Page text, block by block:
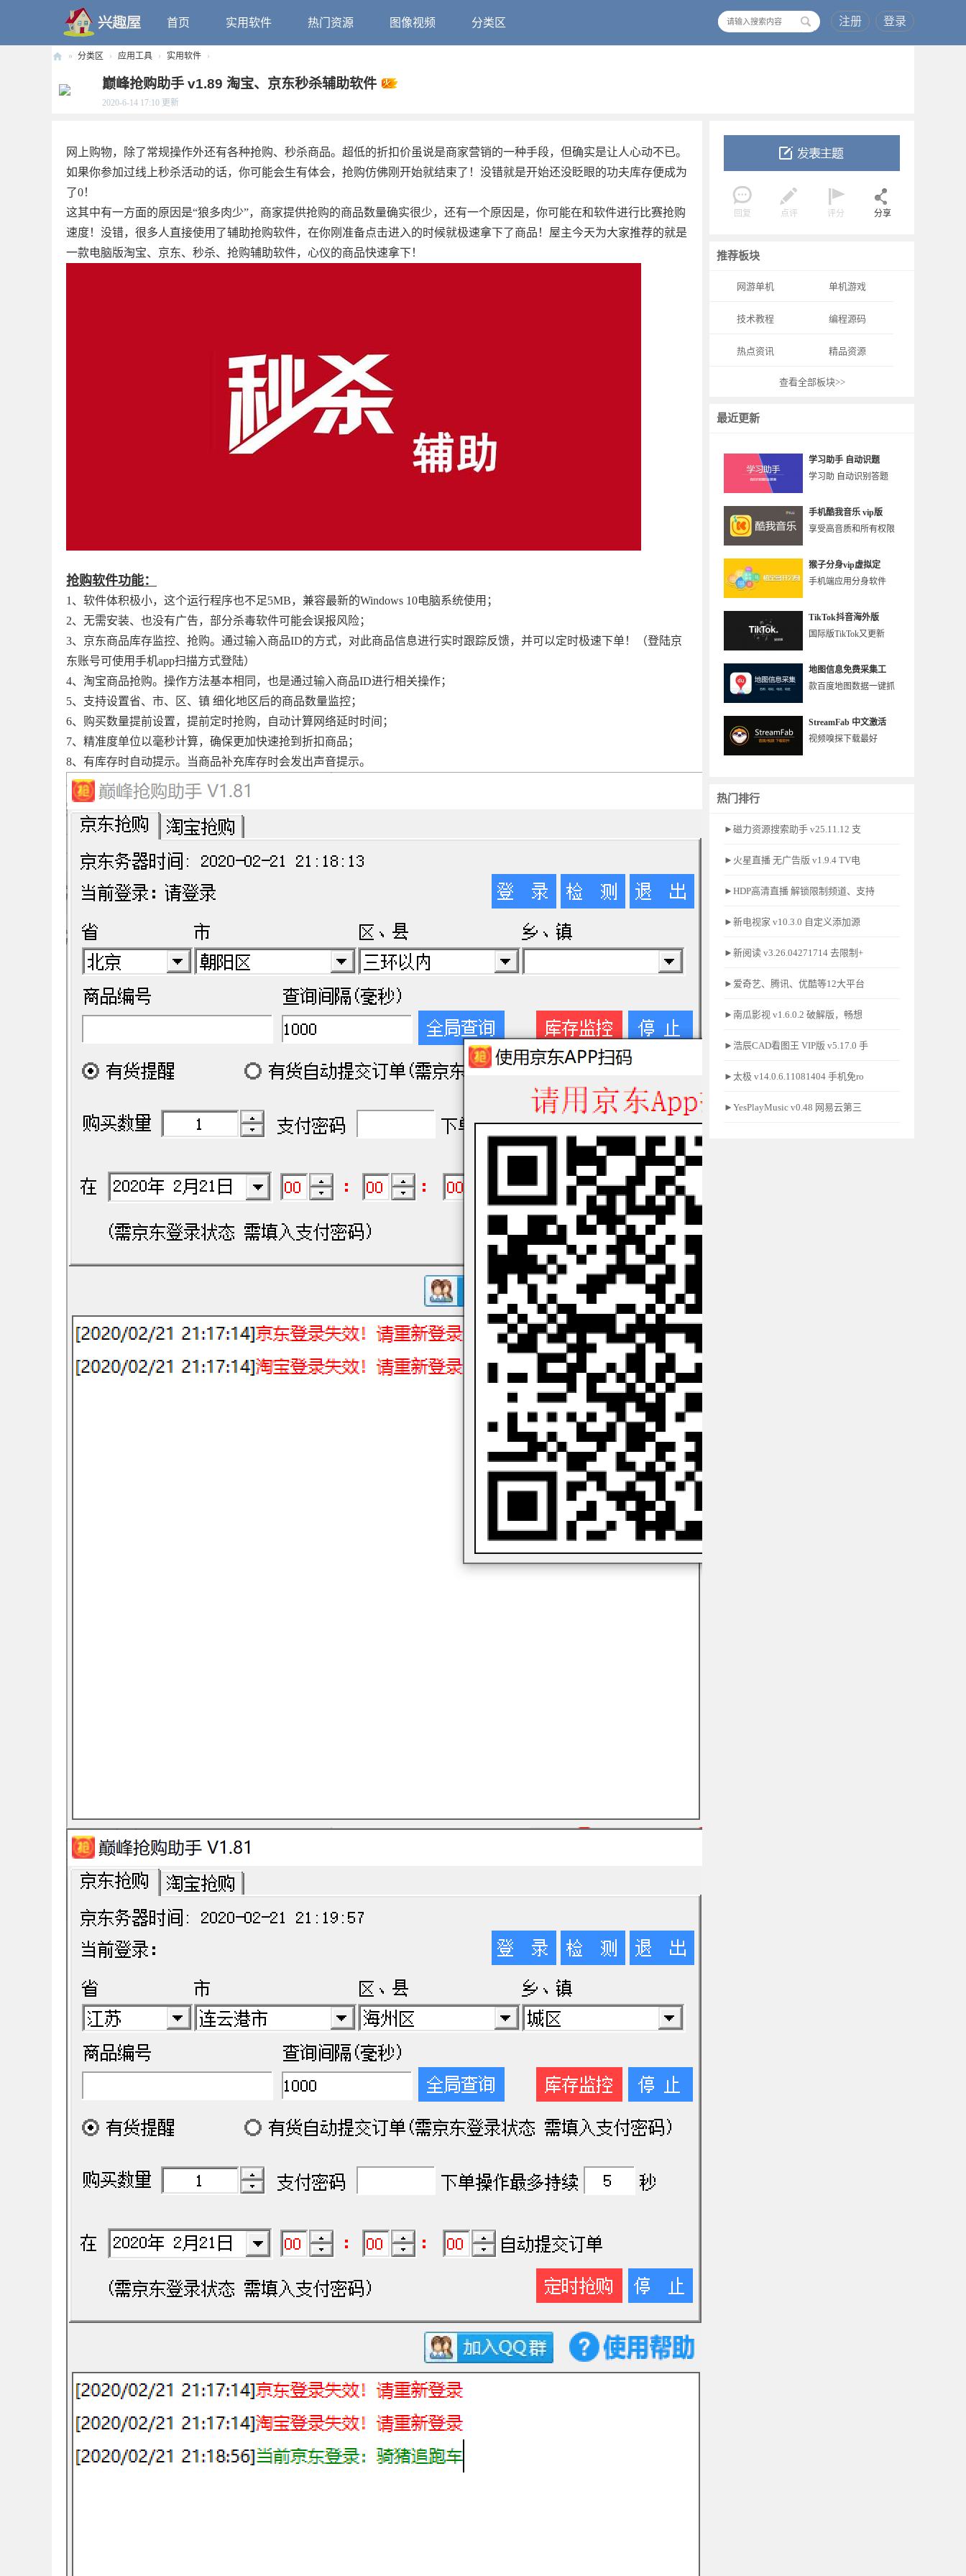
首页 实用软件 热门资源 图像视频 分类区 注册 登录
趣
» 分类区 › 应用工具 › 实用软件 ›
巅峰抢购助手 v1.89 淘宝、京东秒杀辅助软件
2020-6-14 17:10 更新
回复 点评 评分 分享
推荐板块
网游单机 单机游戏
技术教程 编程源码
热点资讯 精品资源
查看全部板块>>
最近更新
学习助手 自动识题
学习助 自动识别答题
手机酷我音乐 vip版
享受高音质和所有权限
猴子分身vip虚拟定
手机端应用分身软件
TikTok抖音海外版
国际版TikTok又更新
地图信息免费采集工
款百度地图数据一键抓
StreamFab 中文激活
视频嗅探下载最好
热门排行
►磁力资源搜索助手 v25.11.12 支
►火星直播 无广告版 v1.9.4 TV电
►HDP高清直播 解锁限制频道、支持
►新电视家 v10.3.0 自定义添加源
►新阅读 v3.26.04271714 去限制+
►爱奇艺、腾讯、优酷等12大平台
►南瓜影视 v1.6.0.2 破解版，畅想
►浩辰CAD看图王 VIP版 v5.17.0 手
►太极 v14.0.6.11081404 手机免ro
►YesPlayMusic v0.48 网易云第三
网上购物，除了常规操作外还有各种抢购、秒杀商品。超低的折扣价虽说是商家营销的一种手段，但确实是让人心动不已。
如果你参加过线上秒杀活动的话，你可能会生有体会，抢购仿佛刚开始就结束了！没错就是开始还没眨眼的功夫库存便成为
了0！
这其中有一方面的原因是“狼多肉少”，商家提供抢购的商品数量确实很少，还有一个原因是，你可能在和软件进行比赛抢购
速度！没错，很多人直接使用了辅助抢购软件，在你刚准备点击进入的时候就极速拿下了商品！屋主今天为大家推荐的就是
一款电脑版淘宝、京东、秒杀、抢购辅助软件，心仪的商品快速拿下！
抢购软件功能：
1、软件体积极小，这个运行程序也不足5MB，兼容最新的Windows 10电脑系统使用；
2、无需安装、也没有广告，部分杀毒软件可能会误报风险；
3、京东商品库存监控、抢购。通过输入商品ID的方式，对此商品信息进行实时跟踪反馈，并可以定时极速下单！（登陆京
东账号可使用手机app扫描方式登陆）
4、淘宝商品抢购。操作方法基本相同，也是通过输入商品ID进行相关操作；
5、支持设置省、市、区、镇 细化地区后的商品数量监控；
6、购买数量提前设置，提前定时抢购，自动计算网络延时时间；
7、精准度单位以毫秒计算，确保更加快速抢到折扣商品；
8、有库存时自动提示。当商品补充库存时会发出声音提示。